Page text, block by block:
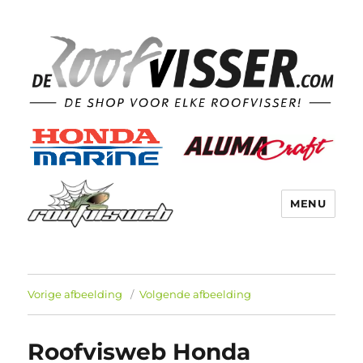
MENU
Vorige afbeelding Volgende afbeelding
Roofvisweb Honda